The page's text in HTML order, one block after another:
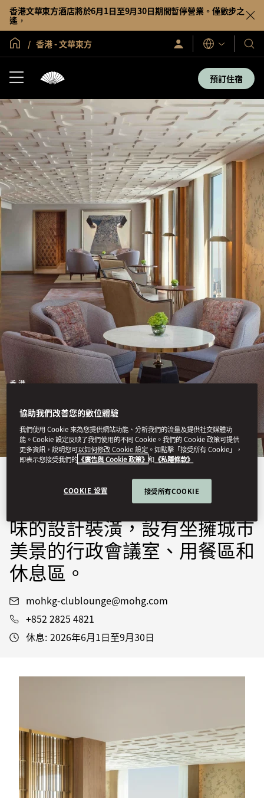
香港文華東方酒店將於6月1日至9月30日期間暫停營業。僅數步之
遙，
全球首頁
香港 - 文華東方
登
入/
語
言
我
們
的
酒
及
度
假
村
預訂住宿
香港
文華閣
文華閣是香港中環奢華的全天
候休閒場所，選用富有東方韻
味的設計裝潢，設有坐擁城市
美景的行政會議室、用餐區和
休息區。
mohkg-clublounge@mohg.com
+852 2825 4821
休息: 2026年6月1日至9月30日
協助我們改善您的數位體驗
我們使用 Cookie 來為您提供網站功能、分析我們的流量及提供社交媒體功
能。Cookie 設定反映了我們使用的不同 Cookie。我們的 Cookie 政策可提供
更多資訊，說明您可以如何修改 Cookie 設定。如點擊「接受所有 Cookie」，
即表示您接受我們的 《廣告與 Cookie 政策》 和 《私隱條款》
COOKIE 设置 接受所有COOKIE